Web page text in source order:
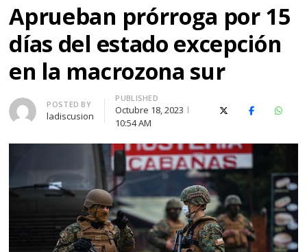
Aprueban prórroga por 15
días del estado excepción
en la macrozona sur
Author
POSTED BY
ladiscusion
PUBLISHED
Octubre 18, 2023
10:54 AM
X (Twitter)Facebook